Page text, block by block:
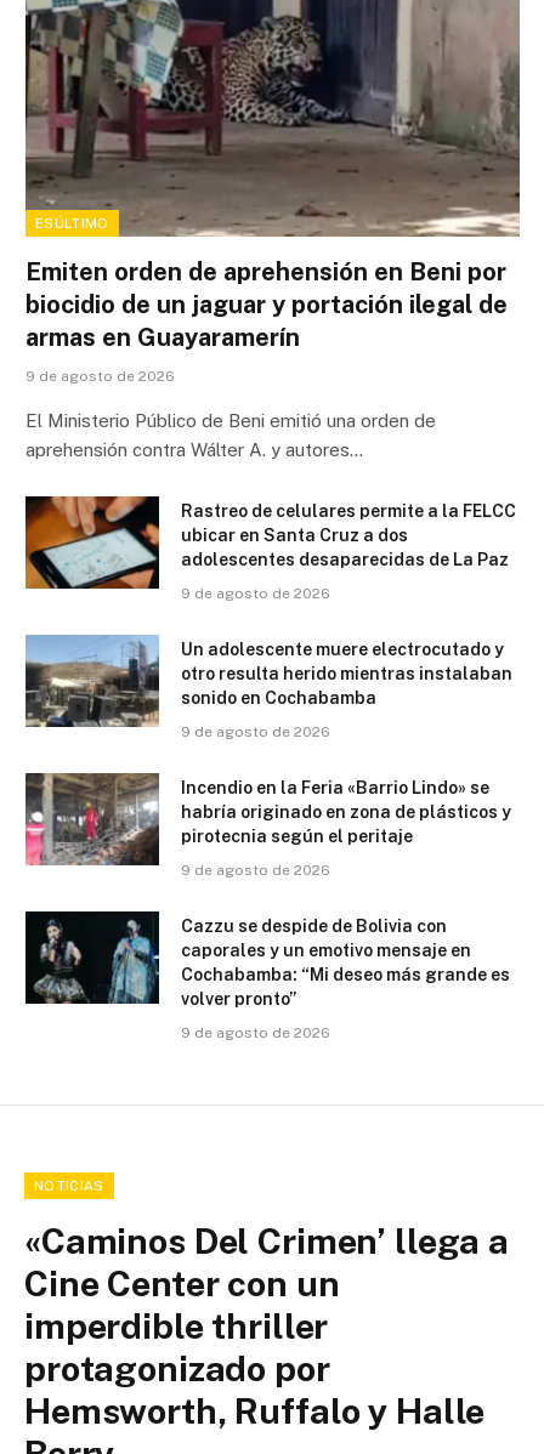
ESÚLTIMO
Emiten orden de aprehensión en Beni por
biocidio de un jaguar y portación ilegal de
armas en Guayaramerín
9 de agosto de 2026
El Ministerio Público de Beni emitió una orden de
aprehensión contra Wálter A. y autores…
Rastreo de celulares permite a la FELCC
ubicar en Santa Cruz a dos
adolescentes desaparecidas de La Paz
9 de agosto de 2026
Un adolescente muere electrocutado y
otro resulta herido mientras instalaban
sonido en Cochabamba
9 de agosto de 2026
Incendio en la Feria «Barrio Lindo» se
habría originado en zona de plásticos y
pirotecnia según el peritaje
9 de agosto de 2026
Cazzu se despide de Bolivia con
caporales y un emotivo mensaje en
Cochabamba: “Mi deseo más grande es
volver pronto”
9 de agosto de 2026
NOTICIAS
«Caminos Del Crimen’ llega a
Cine Center con un
imperdible thriller
protagonizado por
Hemsworth, Ruffalo y Halle